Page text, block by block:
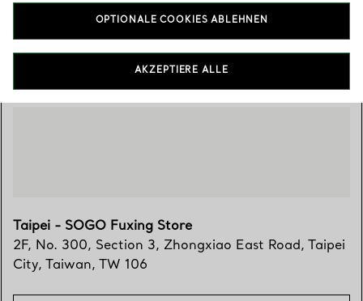
Besuchen Sie uns
Taipei - SOGO Fuxing Store
2F, No. 300, Section 3, Zhongxiao East Road, Taipei
City, Taiwan, TW 106
OPTIONALE COOKIES ABLEHNEN
AKZEPTIERE ALLE